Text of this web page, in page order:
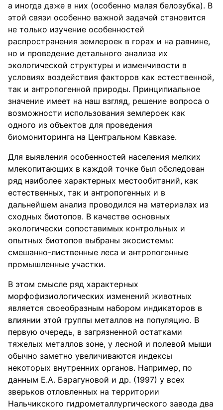
а иногда даже в них (особенно малая белозубка). В
этой связи особенно важной задачей становится
не только изучение особенностей
распространения землероек в горах и на равнине,
но и проведение детального анализа их
экологической структуры и изменчивости в
условиях воздействия факторов как естественной,
так и антропогенной природы. Принципиальное
значение имеет на наш взгляд, решение вопроса о
возможности использования землероек как
одного из объектов для проведения
биомониторинга на Центральном Кавказе.
Для выявления особенностей населения мелких
млекопитающих в каждой точке был обследован
ряд наиболее характерных местообитаний, как
естественных, так и антропогенных и в
дальнейшем анализ проводился на материалах из
сходных биотопов. В качестве основных
экологически сопоставимых контрольных и
опытных биотопов выбраны экосистемы:
смешанно-лиственные леса и антропогенные
промышленные участки.
В этом смысле ряд характерных
морфофизиологических изменений животных
является своеобразным набором индикаторов в
влиянии этой группы металлов на популяцию. В
первую очередь, в загрязненной остатками
тяжелых металлов зоне, у лесной и полевой мыши
обычно заметно увеличиваются индексы
некоторых внутренних органов. Например, по
данным Е.А. Барагуновой и др. (1997) у всех
зверьков отловленных на территории
Нальчикского гидрометаллургического завода два